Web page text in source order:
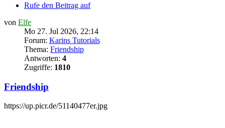
Rufe den Beitrag auf
von Elfe
Mo 27. Jul 2026, 22:14
Forum: Karins Tutorials
Thema: Friendship
Antworten: 4
Zugriffe: 1810
Friendship
https://up.picr.de/51140477er.jpg